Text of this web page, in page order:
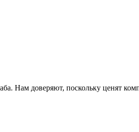
доверяют, поскольку ценят